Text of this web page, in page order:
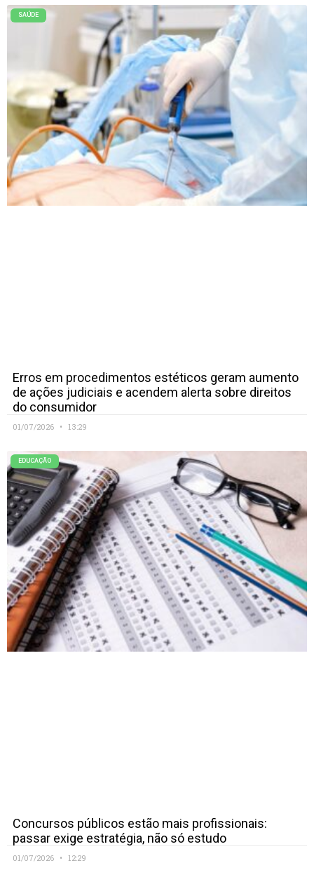
SAÚDE
Erros em procedimentos estéticos geram aumento
de ações judiciais e acendem alerta sobre direitos
do consumidor
01/07/2026 13:29
EDUCAÇÃO
Concursos públicos estão mais profissionais:
passar exige estratégia, não só estudo
01/07/2026 12:29